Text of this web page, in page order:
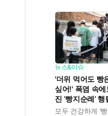
뉴스&이슈
'더위 먹어도 빵
싶어!' 폭염 속에
진 ‘빵지순례’ 행
당이 대기 손님